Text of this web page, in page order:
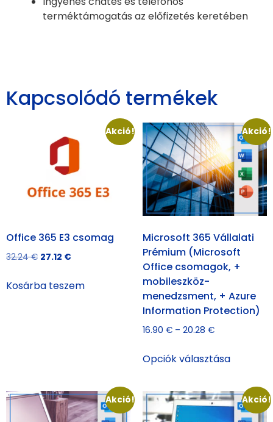
terméktámogatás az előfizetés keretében
Kapcsolódó termékek
Akció!
Office 365 E3 csomag
32.24€ 27.12 €
Kosárba teszem
Akció!
Microsoft 365 Vállalati
Prémium (Microsoft
Office csomagok, +
mobileszköz-
menedzsment, + Azure
Information Protection)
16.90 € – 20.28 €
Opciók választása
Akció! Akció!